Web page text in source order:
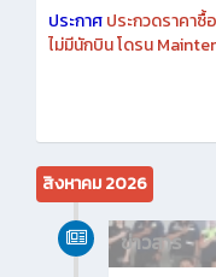
ประกาศประกวดราคา
ไม่มีนักบิน โดรน
สิงหาคม 2026
ข่าวสาร